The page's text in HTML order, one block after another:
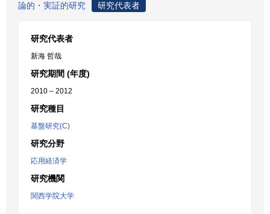
論的・実証的研究
研究代表者
研究代表者
新海 哲哉
研究期間 (年度)
2010 – 2012
研究種目
基盤研究(C)
研究分野
応用経済学
研究機関
関西学院大学